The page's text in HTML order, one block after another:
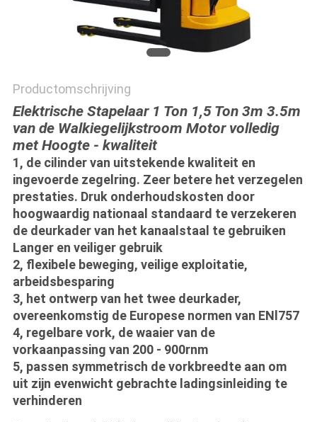
Productomschrijving
Elektrische Stapelaar 1 Ton 1,5 Ton 3m 3.5m
van de Walkiegelijkstroom Motor volledig
met Hoogte - kwaliteit
1, de cilinder van uitstekende kwaliteit en
ingevoerde zegelring. Zeer betere het verzegelen
prestaties. Druk onderhoudskosten door
hoogwaardig nationaal standaard te verzekeren
de deurkader van het kanaalstaal te gebruiken
Langer en veiliger gebruik
2, flexibele beweging, veilige exploitatie,
arbeidsbesparing
3, het ontwerp van het twee deurkader,
overeenkomstig de Europese normen van ENl757
4, regelbare vork, de waaier van de
vorkaanpassing van 200 - 900rnm
5, passen symmetrisch de vorkbreedte aan om
uit zijn evenwicht gebrachte ladingsinleiding te
verhinderen